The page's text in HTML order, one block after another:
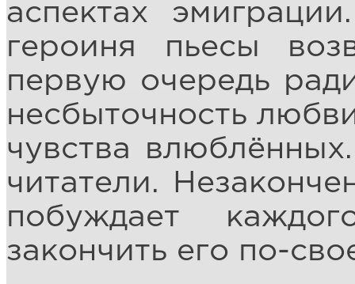
аспектах
героиня пьесы
первую очередь
несбыточность
чувства
читатели.
побуждает
закончить его по-